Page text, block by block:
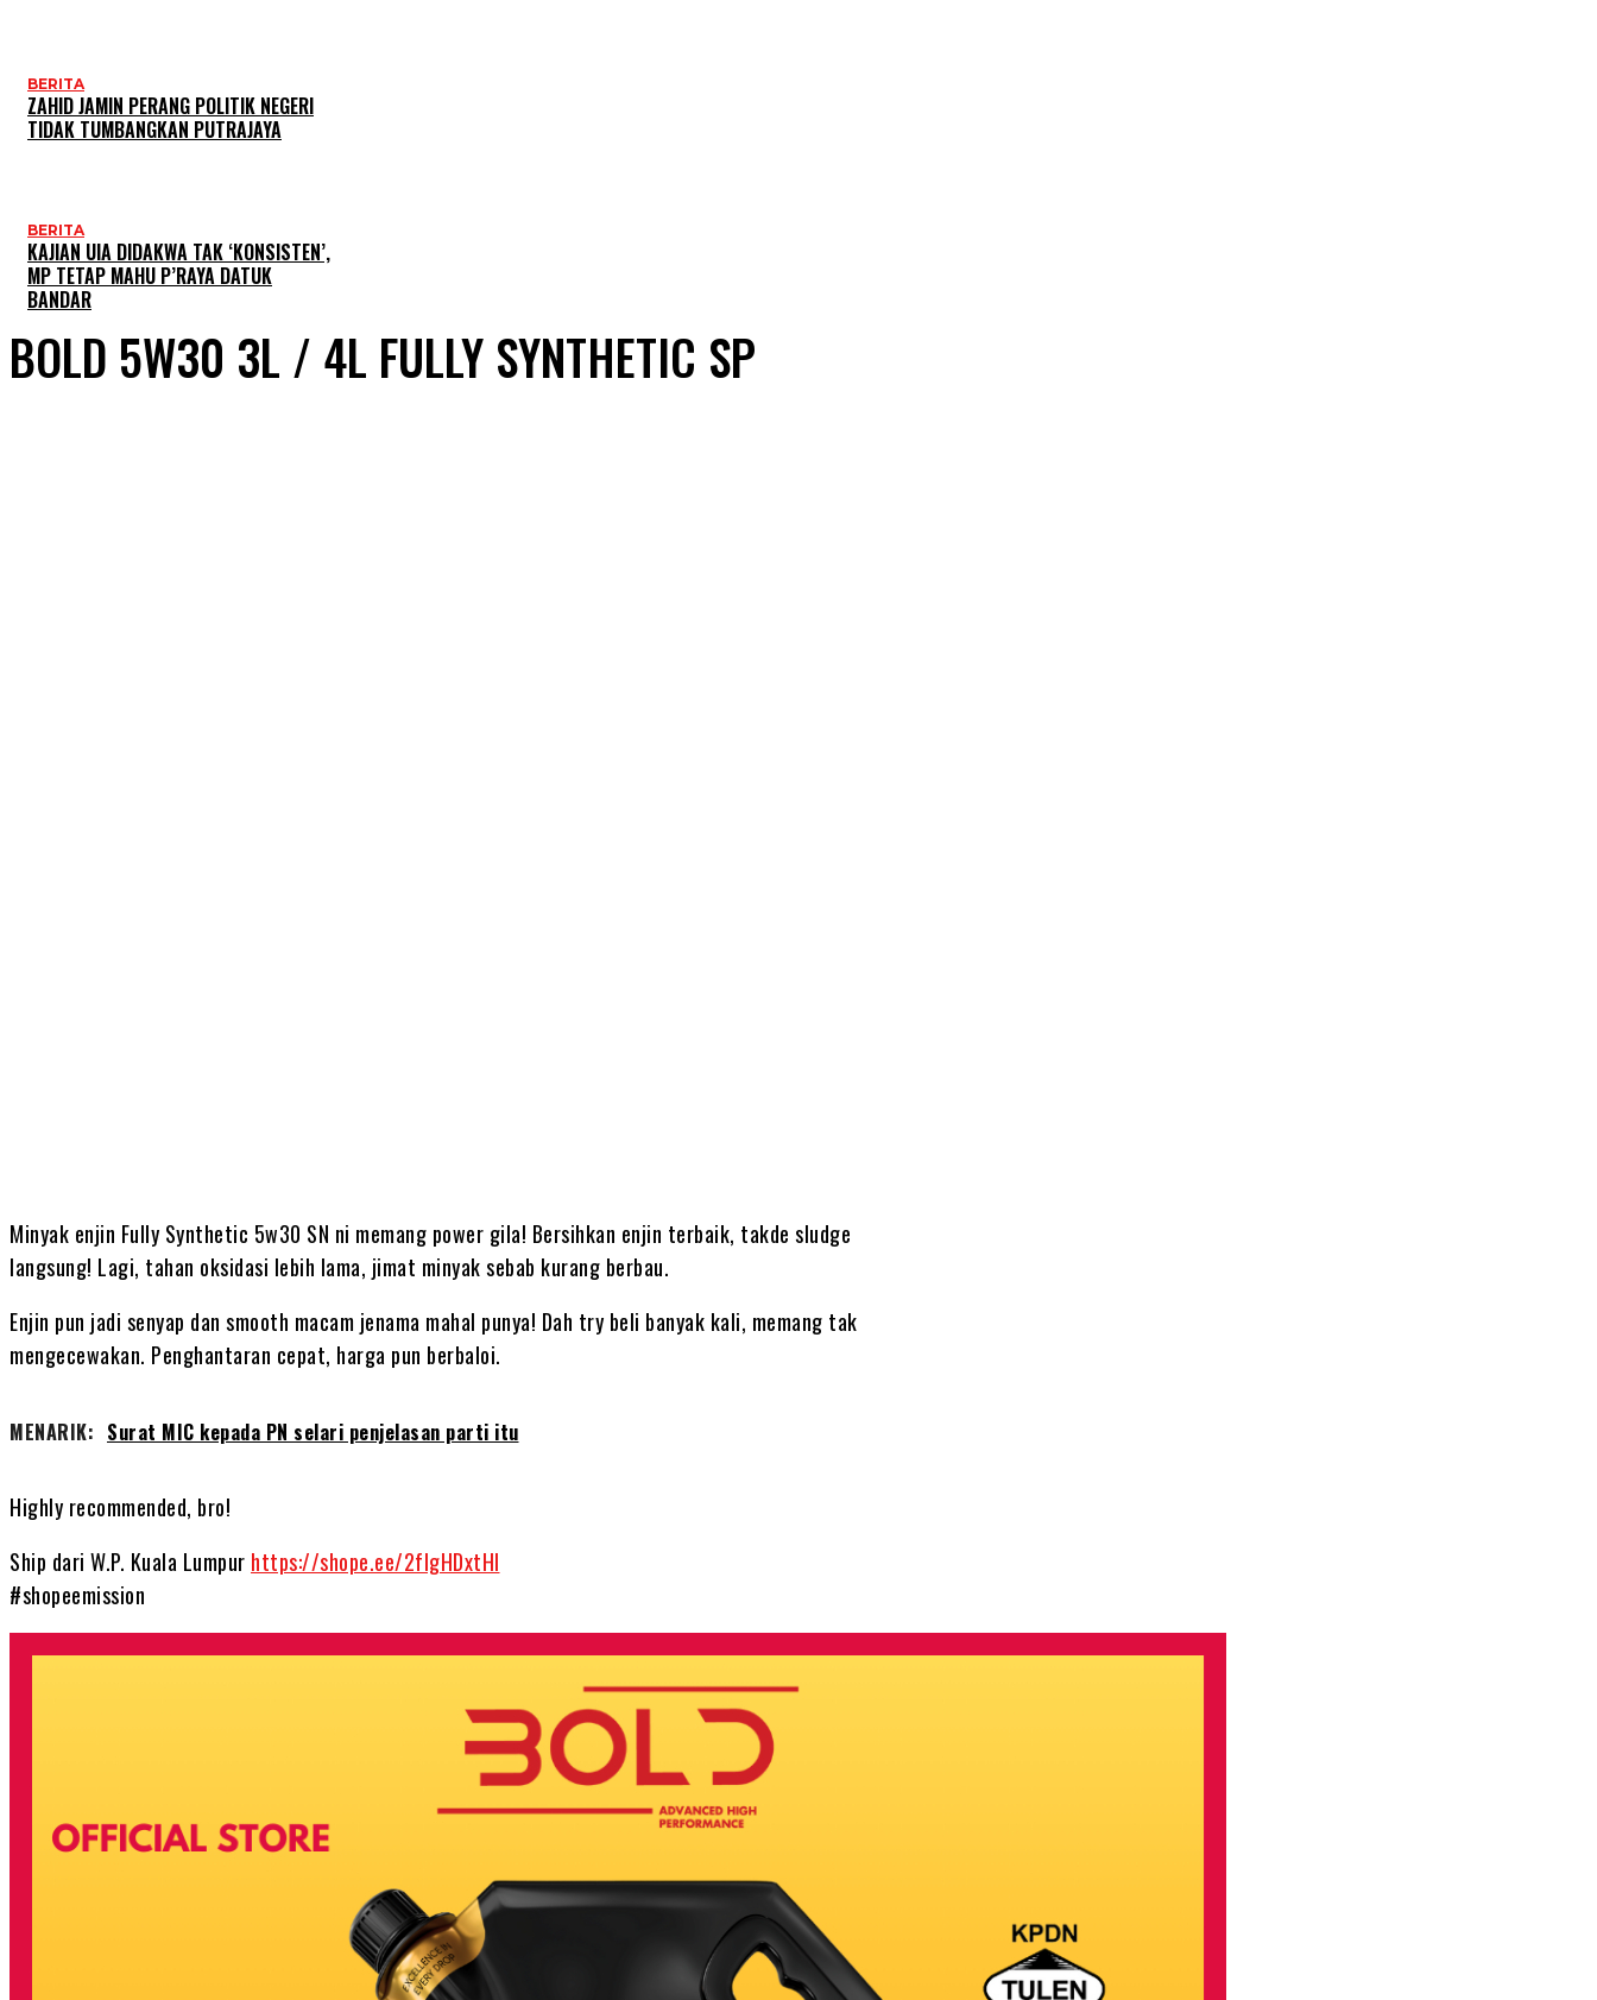
BERITA
ZAHID JAMIN PERANG POLITIK NEGERI
TIDAK TUMBANGKAN PUTRAJAYA
BERITA
KAJIAN UIA DIDAKWA TAK ‘KONSISTEN’,
MP TETAP MAHU P’RAYA DATUK
BANDAR
BOLD 5W30 3L / 4L FULLY SYNTHETIC SP
Minyak enjin Fully Synthetic 5w30 SN ni memang power gila! Bersihkan enjin terbaik, takde sludge
langsung! Lagi, tahan oksidasi lebih lama, jimat minyak sebab kurang berbau.
Enjin pun jadi senyap dan smooth macam jenama mahal punya! Dah try beli banyak kali, memang tak
mengecewakan. Penghantaran cepat, harga pun berbaloi.
MENARIK: Surat MIC kepada PN selari penjelasan parti itu
Highly recommended, bro!
Ship dari W.P. Kuala Lumpur https://shope.ee/2flgHDxtHl
#shopeemission